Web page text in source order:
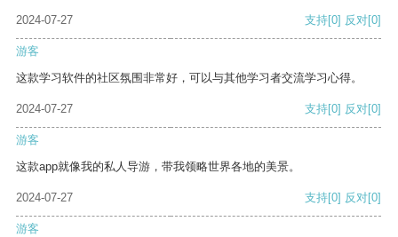
2024-07-27 支持[0] 反对[0]
游客
这款学习软件的社区氛围非常好，可以与其他学习者交流学习心得。
2024-07-27 支持[0] 反对[0]
游客
这款app就像我的私人导游，带我领略世界各地的美景。
2024-07-27 支持[0] 反对[0]
游客